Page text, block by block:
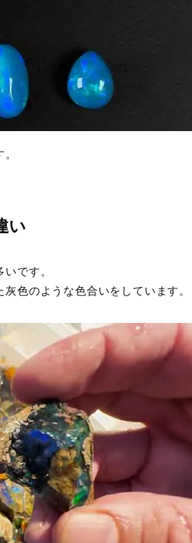
い
です。
色のような色合いをしています。